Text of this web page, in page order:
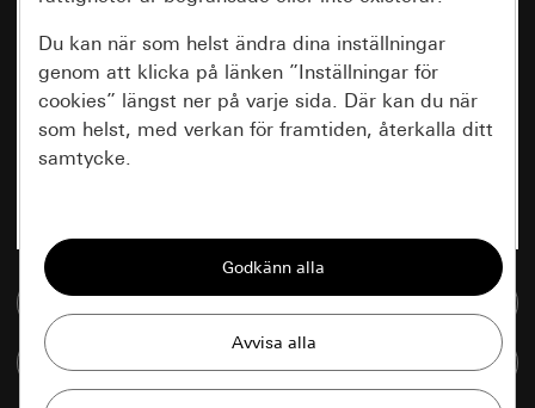
Till mediedatabasen
Du kan när som helst ändra dina inställningar
genom att klicka på länken ”Inställningar för
cookies” längst ner på varje sida. Där kan du när
som helst, med verkan för framtiden, återkalla ditt
samtycke.
Alla cookies som krävs för att kunna visa
sidan.
Databehandlingssyfte:
våra utbud